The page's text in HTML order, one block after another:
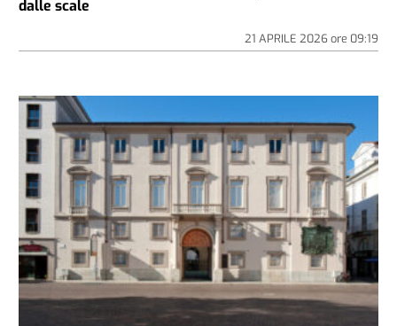
dalle scale
21 APRILE 2026ore 09:19